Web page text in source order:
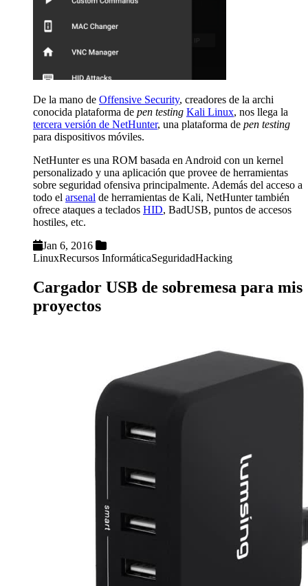
De la mano de Offensive Security, creadores de la archi
conocida plataforma de pen testing Kali Linux, nos llega la
tercera versión de NetHunter, una plataforma de pen testing
para dispositivos móviles.
NetHunter es una ROM basada en Android con un kernel
personalizado y una aplicación que provee de herramientas
sobre seguridad ofensiva principalmente. Además del acceso a
todo el arsenal de herramientas de Kali, NetHunter también
ofrece ataques a teclados HID, BadUSB, puntos de accesos
hostiles, etc.
Jan 6, 2016
LinuxRecursos InformáticaSeguridadHacking
Cargador USB de sobremesa para mis
proyectos